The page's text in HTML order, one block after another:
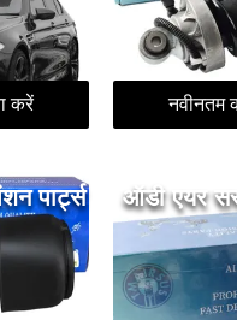
करें नवीनतम
पार्ट्स ऑडी एयर